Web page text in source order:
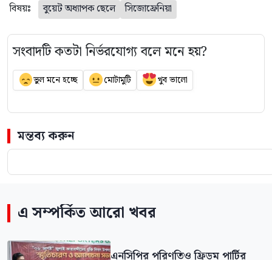
বিষয়ঃ বুয়েট অধ্যাপক ছেলে সিজোফ্রেনিয়া
সংবাদটি কতটা নির্ভরযোগ্য বলে মনে হয়?
ভুল মনে হচ্ছে মোটামুটি খুব ভালো
মন্তব্য করুন
এ সম্পর্কিত আরো খবর
এনসিপির পরিণতিও ফ্রিডম পার্টির